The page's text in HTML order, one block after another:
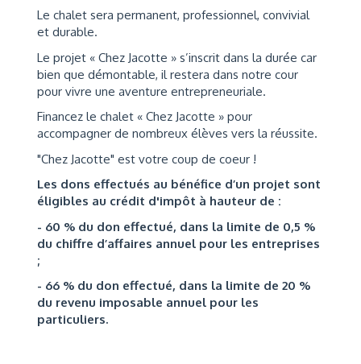
Le chalet sera permanent, professionnel, convivial
et durable.
Le projet « Chez Jacotte » s’inscrit dans la durée car
bien que démontable, il restera dans notre cour
pour vivre une aventure entrepreneuriale.
Financez le chalet « Chez Jacotte » pour
accompagner de nombreux élèves vers la réussite.
"Chez Jacotte" est votre coup de coeur !
Les dons effectués au bénéfice d’un projet sont
éligibles au crédit d'impôt à hauteur de :
- 60 % du don effectué, dans la limite de 0,5 %
du chiffre d’affaires annuel pour les entreprises
;
- 66 % du don effectué, dans la limite de 20 %
du revenu imposable annuel pour les
particuliers.